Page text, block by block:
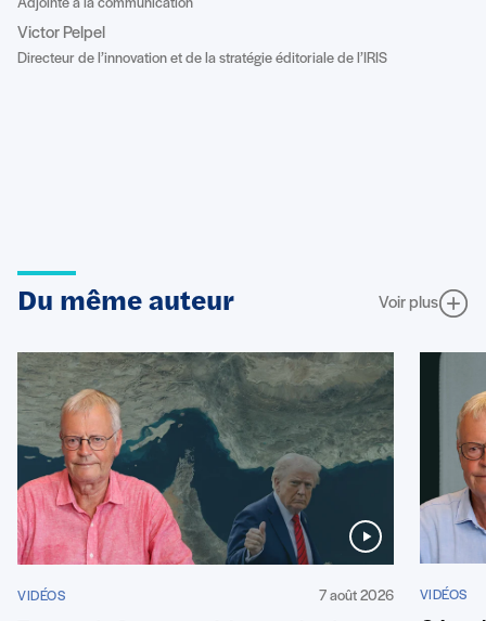
Adjointe à la communication
Victor Pelpel
Directeur de l’innovation et de la stratégie éditoriale de l’IRIS
Du même auteur Voir plus
VIDÉOS 7 août 2026 VIDÉOS